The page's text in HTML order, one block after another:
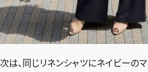
次は、同じリネンシャツにネイビーの